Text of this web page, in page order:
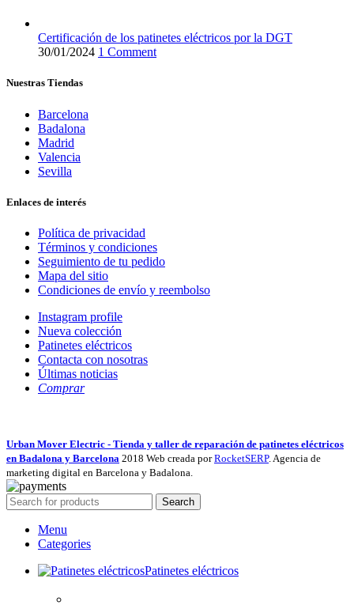
Certificación de los patinetes eléctricos por la DGT
30/01/2024 1 Comment
Nuestras Tiendas
Barcelona
Badalona
Madrid
Valencia
Sevilla
Enlaces de interés
Política de privacidad
Términos y condiciones
Seguimiento de tu pedido
Mapa del sitio
Condiciones de envío y reembolso
Instagram profile
Nueva colección
Patinetes eléctricos
Contacta con nosotras
Últimas noticias
Comprar
Urban Mover Electric - Tienda y taller de reparación de patinetes eléctricos
en Badalona y Barcelona 2018 Web creada porRocketSERP. Agencia de
marketing digital en Barcelona y Badalona.
Search
Menu
Categories
Patinetes eléctricos